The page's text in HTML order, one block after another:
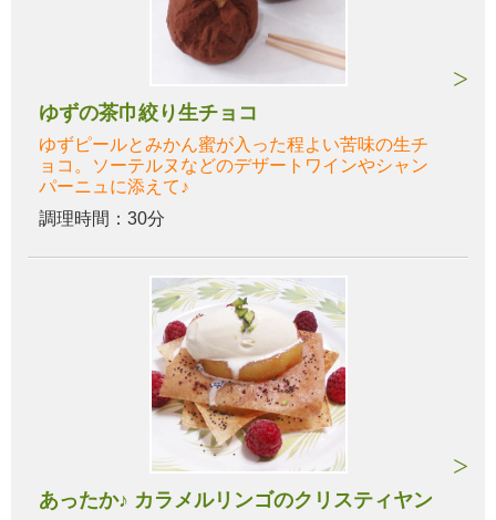
ゆずの茶巾絞り生チョコ
ゆずピールとみかん蜜が入った程よい苦味の生チ
ョコ。ソーテルヌなどのデザートワインやシャン
パーニュに添えて♪
調理時間：30分
あったか♪ カラメルリンゴのクリスティヤン